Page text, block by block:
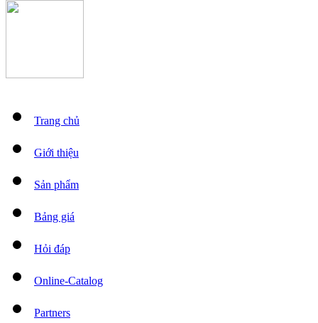
Trang chủ
Giới thiệu
Sản phẩm
Bảng giá
Hỏi đáp
Online-Catalog
Partners